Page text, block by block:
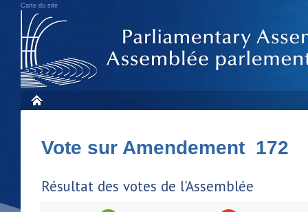
Carte du site
Vote sur Amendement 172
Résultat des votes de l'Assemblée